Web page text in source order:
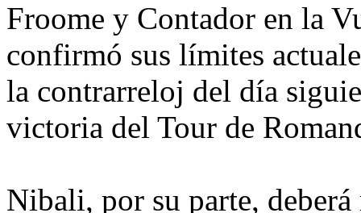
Froome y Contador en la
confirmó sus límites
la contrarreloj del día
victoria del Tour de
Nibali, por su parte,